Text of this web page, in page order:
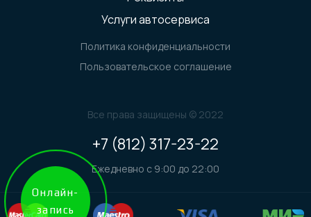
Услуги автосервиса
Политика конфиденциальности
Пользовательское соглашение
Все права защищены © 2022
+7 (812) 317-23-22
Ежедневно с 9:00 до 22:00
Онлайн-
запись